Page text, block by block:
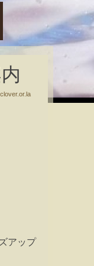
アップ